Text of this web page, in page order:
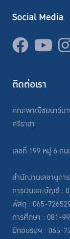
Social Media
ติดต่อเรา
คณะพาณิชยนาวีนา
ศรีราชา
เลขที่ 199 หมู่ 6 ถ
สำนักงานเลขานุก
การเงินและบัญชี :
พัสดุ : 065-
การศึกษา : 081-
ฝึกอบรมฯ : 065-